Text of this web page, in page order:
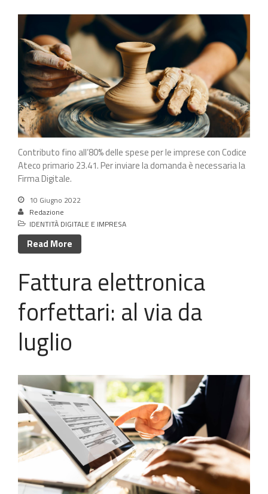
Contributo fino all’80% delle spese per le imprese con Codice
Ateco primario 23.41. Per inviare la domanda è necessaria la
Firma Digitale.
10 Giugno 2022
Redazione
IDENTITÀ DIGITALE E IMPRESA
Read More
Fattura elettronica
forfettari: al via da
luglio